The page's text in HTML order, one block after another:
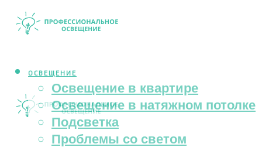
ОСВЕЩЕНИЕ
Освещение в квартире
Освещение в натяжном потолке
Подсветка
Проблемы со светом